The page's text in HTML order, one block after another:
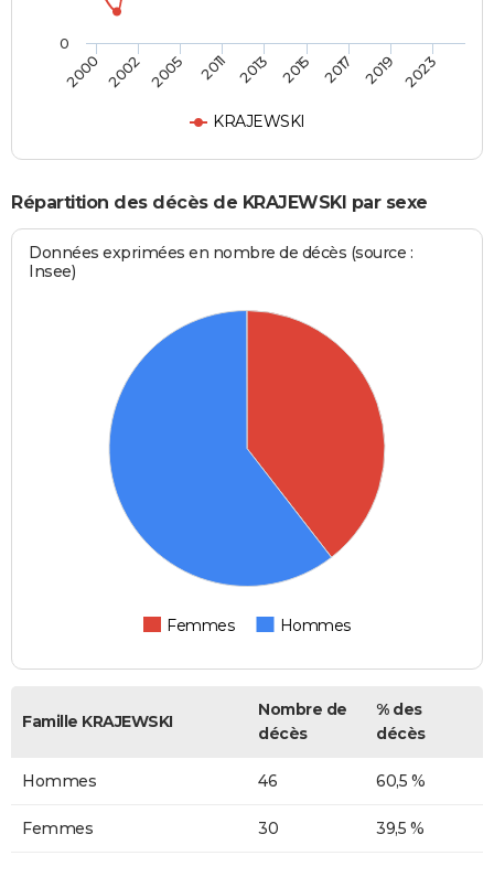
KRAJEWSKI
2000 2002 2005 2011 2013 2015 2017 2019 2023
0
Répartition des décès de KRAJEWSKI par sexe
Données exprimées en nombre de décès (source :
Insee)
Femmes Hommes
Famille KRAJEWSKI
Nombre de
décès
% des
décès
Hommes 46 60,5 %
Femmes 30 39,5 %